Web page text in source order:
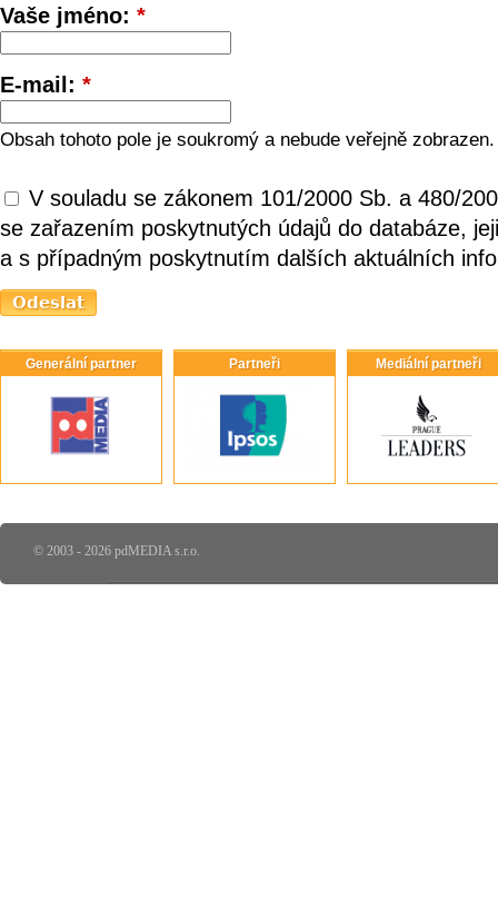
Vaše jméno: *
E-mail: *
Obsah tohoto pole je soukromý a nebude veřejně zobrazen.
V souladu se zákonem 101/2000 Sb. a 480/
se zařazením poskytnutých údajů do databáze,
a s případným poskytnutím dalších aktuálních
Generální partner Partneři Mediální partneři
© 2003 - 2026 pdMEDIA s.r.o.